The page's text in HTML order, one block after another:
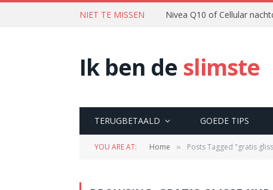
NIET TE MISSEN Nivea Q10 of Cellular
Ik ben de slimste
TERUGBETAALD GOEDE TIPS
YOU ARE AT: Home » Posts Tagged "gratis